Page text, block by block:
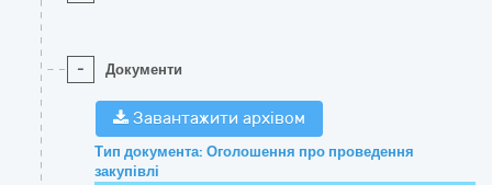
- Документи
Завантажити архівом
Тип документа: Оголошення про проведення
закупівлі